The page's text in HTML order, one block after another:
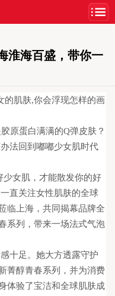
淮海百盛，带你一
的肌肤,你会浮现怎样的画
原蛋白满满的Q弹皮肤？
法回到嘟嘟少女肌时代
女肌，才能散发你的好
直关注女性肌肤的全球
临上海，共同揭幕品牌全
系列，带来一场法式气泡
十足。她大方透露守护
菁醇青春系列，并为消费
体验了宝洁和全球肌肤成